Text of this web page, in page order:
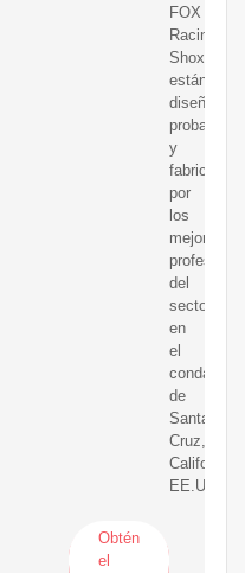
FOX
Racing
Shox
están
diseñados,
probados
y
fabricados
por
los
mejores
del
sector,
en
el
condado
de
Santa
Cruz,
California,
EE.UU.
Obtén
el